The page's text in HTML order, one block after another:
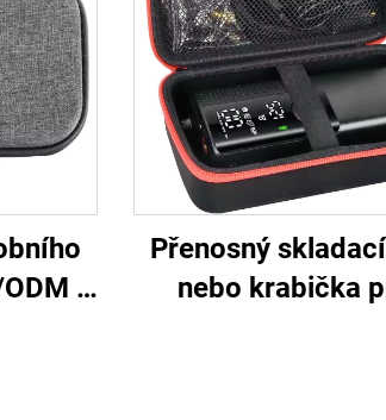
–
Přenosný
nebo krabička